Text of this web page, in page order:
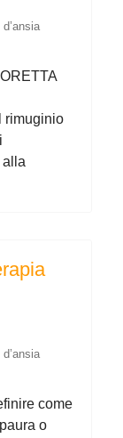
rimuginio
alla
come
o